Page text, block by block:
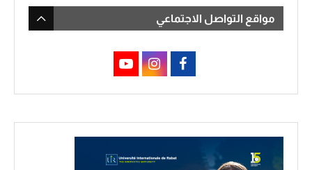
مواقع التواصل الاجتماعي